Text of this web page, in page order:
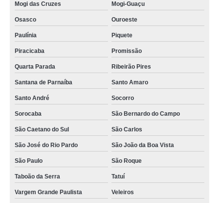
Mogi das Cruzes Mogi-Guaçu
Osasco Ouroeste
Paulínia Piquete
Piracicaba Promissão
Quarta Parada Ribeirão Pires
Santana de Parnaíba Santo Amaro
Santo André Socorro
Sorocaba São Bernardo do Campo
São Caetano do Sul São Carlos
São José do Rio Pardo São João da Boa Vista
São Paulo São Roque
Taboão da Serra Tatuí
Vargem Grande Paulista Veleiros